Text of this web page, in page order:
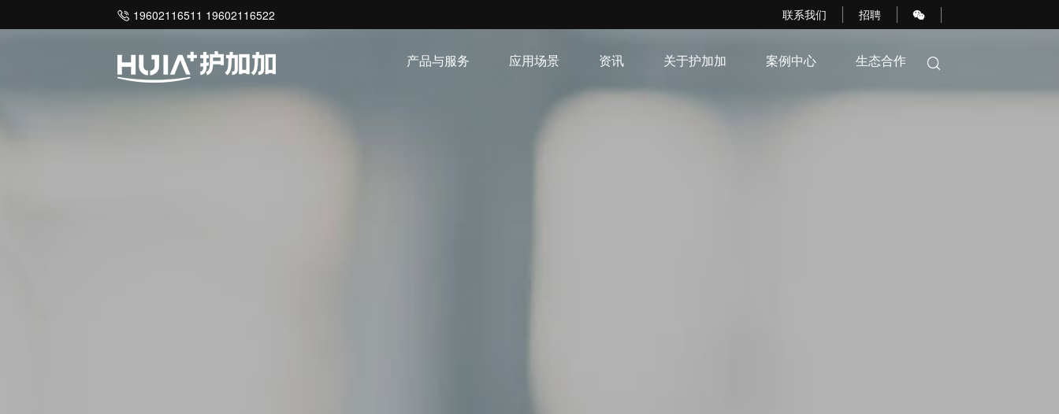
19602116511 19602116522 联系我们 招聘
产品与服务 应用场景 资讯 关于护加加 案例中心 生态合作